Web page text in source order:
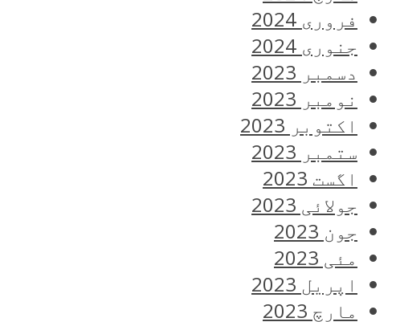
فروری 2024
جنوری 2024
دسمبر 2023
نومبر 2023
اکتوبر 2023
ستمبر 2023
اگست 2023
جولائی 2023
جون 2023
مئی 2023
اپریل 2023
مارچ 2023